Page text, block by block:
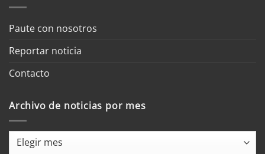
Paute con nosotros
Reportar noticia
Contacto
Archivo de noticias por mes
Archivo